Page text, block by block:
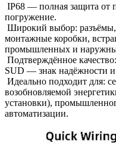
IP68 — полная защита от
погружение.
Широкий выбор:
монтажные коробки,
промышленных и
Подтверждённое
SUD — знак надёжности и
Идеально подходит для:
возобновляемой
установки),
автоматизации.